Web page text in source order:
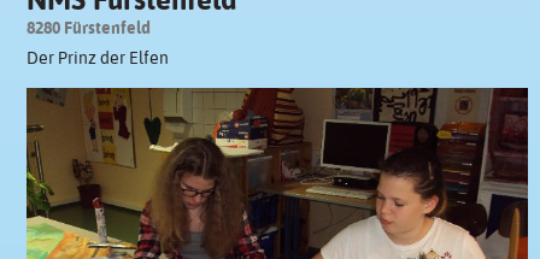
8280 Fürstenfeld
Der Prinz der Elfen